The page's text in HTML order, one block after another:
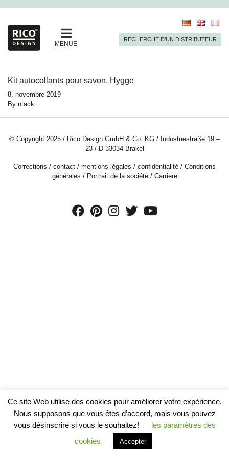
MENUE
RECHERCHE D’UN DISTRIBUTEUR
Kit autocollants pour savon, Hygge
8. novembre 2019
By ntack
© Copyright 2025 / Rico Design GmbH & Co. KG / Industriestraße 19 –
23 / D-33034 Brakel
Corrections / contact / mentions légales / confidentialité / Conditions
générales / Portrait de la société/ Carriere
Ce site Web utilise des cookies pour améliorer votre expérience.
Nous supposons que vous êtes d’accord, mais vous pouvez
vous désinscrire si vous le souhaitez!
les paramètres des
cookies
Accepter